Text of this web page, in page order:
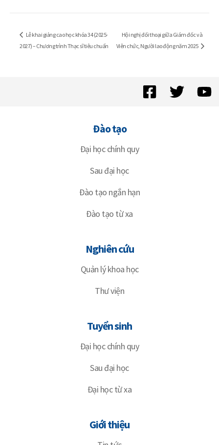
Lễ khai giảng cao học khóa 34 (2025-
2027) – Chương trình Thạc sĩ tiêu chuẩn
Hội nghị đối thoại giữa Giám đốc và
Viên chức, Người lao động năm 2025
Đào tạo
Đại học chính quy
Sau đại học
Đào tạo ngắn hạn
Đào tạo từ xa
Nghiên cứu
Quản lý khoa học
Thư viện
Tuyển sinh
Đại học chính quy
Sau đại học
Đại học từ xa
Giới thiệu